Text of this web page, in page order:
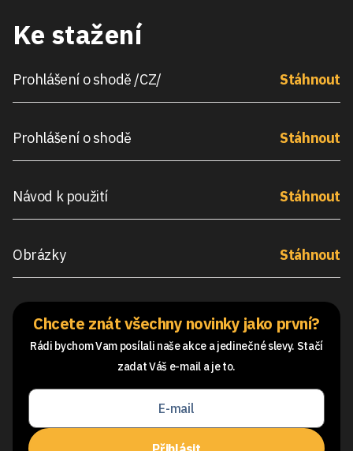
Ke stažení
Prohlášení o shodě /CZ/ Stáhnout
Prohlášení o shodě Stáhnout
Návod k použití Stáhnout
Obrázky Stáhnout
Chcete znát všechny novinky jako první?
Rádi bychom Vam posílali naše akce a jedinečné slevy. Stačí
zadat Váš e-mail a je to.